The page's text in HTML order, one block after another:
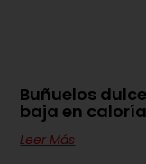
Buñuelos
baja en
Leer Más